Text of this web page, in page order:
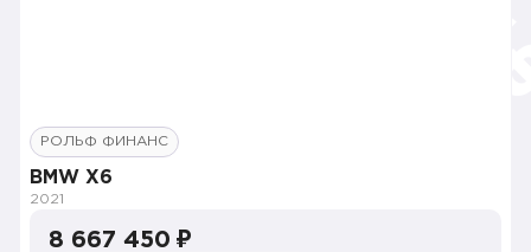
РОЛЬФ ФИНАНС
BMW X6
2021
8 667 450 ₽